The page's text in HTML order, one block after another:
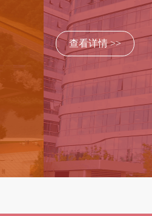
查看详情 >>